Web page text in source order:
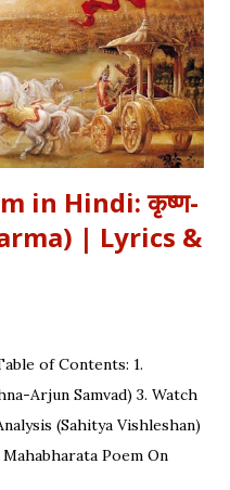
in Hindi: कृष्ण-
| Lyrics &
of Contents: 1.
Arjun Samvad) 3. Watch
(Sahitya Vishleshan)
Mahabharata Poem On